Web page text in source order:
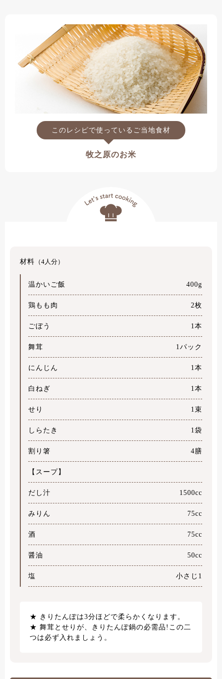
このレシピで使っているご当地食材
牧之原のお米
材料 （4人分）
温かいご飯 400g
鶏もも肉 2枚
ごぼう 1本
舞茸 1パック
にんじん 1本
白ねぎ 1本
せり 1束
しらたき 1袋
割り箸 4膳
【スープ】
だし汁 1500cc
みりん 75cc
酒 75cc
醤油 50cc
塩 小さじ1
きりたんぽは3分ほどで柔らかくなります。
舞茸とせりが、きりたんぽ鍋の必需品!この二
つは必ず入れましょう。